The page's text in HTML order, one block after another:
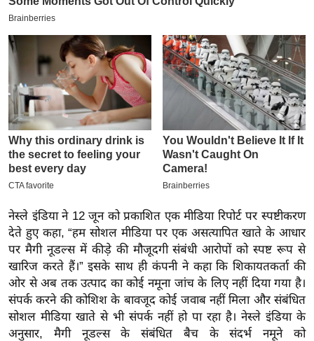
ल
के
ट
I
P
L
2
0
2
क्रा
इ
म
ई
-
पे
प
नेस्ले इंडिया ने 12 जून को प्रकाशित एक मीडिया रिपोर्ट पर स्पष्टीकरण
देते हुए कहा, “हम सोशल मीडिया पर एक असत्यापित खाते के आधार
पर मैगी नूडल्स में कीड़े की मौजूदगी संबंधी आरोपों को स्पष्ट रूप से
खारिज करते हैं।” इसके साथ ही कंपनी ने कहा कि शिकायतकर्ता की
ओर से अब तक उत्पाद का कोई नमूना जांच के लिए नहीं दिया गया है।
संपर्क करने की कोशिश के बावजूद कोई जवाब नहीं मिला और संबंधित
सोशल मीडिया खाते से भी संपर्क नहीं हो पा रहा है। नेस्ले इंडिया के
अनुसार, मैगी नूडल्स के संबंधित बैच के संदर्भ नमूने को